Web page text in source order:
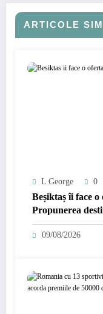
ARTICOLE
L George 0
Beșiktaș îi face
Propunerea
09/08/2026